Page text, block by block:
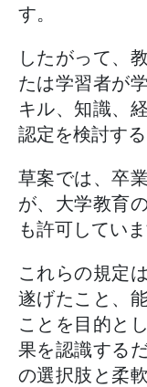
す。
したがって、
たは学習者が
キル、知識、
認定を検討す
草案では、卒
が、大学教育
も許可していま
これらの規定
遂げたこと、
ことを目的と
果を認識する
の選択肢と柔